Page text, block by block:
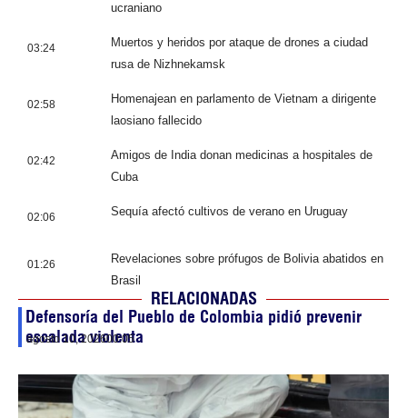
ucraniano
03:24
Muertos y heridos por ataque de drones a ciudad
rusa de Nizhnekamsk
02:58
Homenajean en parlamento de Vietnam a dirigente
laosiano fallecido
02:42
Amigos de India donan medicinas a hospitales de
Cuba
02:06 Sequía afectó cultivos de verano en Uruguay
01:26
Revelaciones sobre prófugos de Bolivia abatidos en
Brasil
RELACIONADAS
Defensoría del Pueblo de Colombia pidió prevenir
escalada violenta
agosto 10, 202600:05